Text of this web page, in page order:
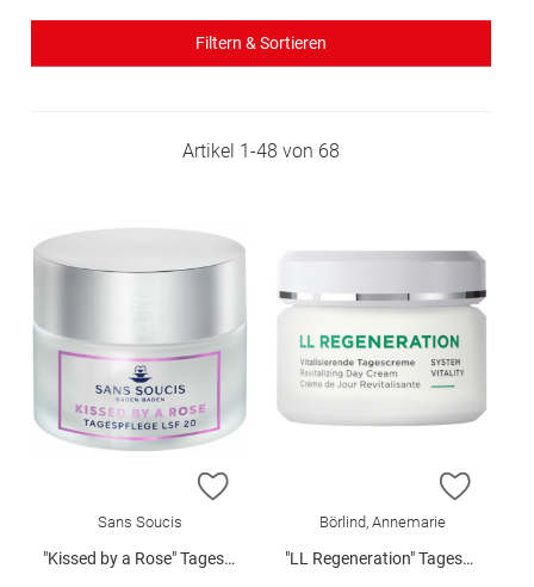
Filtern & Sortieren
Artikel 1-48 von 68
ZUR WUNSCHLISTE HINZUFÜGEN
Sans Soucis
"Kissed by a Rose" Tagespflege LSF 20 50 ml
ZUR
Börlind, Annemarie
"LL Regeneration" Tagescreme 50 ml